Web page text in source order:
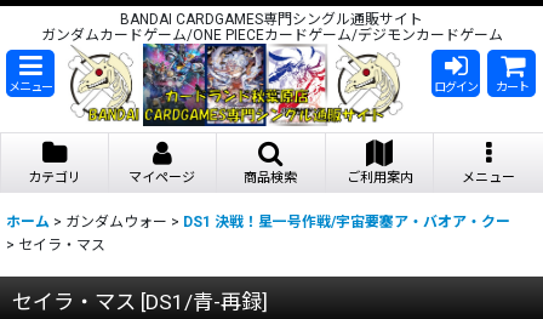
BANDAI CARDGAMES専門シングル通販サイト
ガンダムカードゲーム/ONE PIECEカードゲーム/デジモンカードゲーム
メニュー ログイン カート
カテゴリ マイページ 商品検索 ご利用案内 メニュー
ホーム > ガンダムウォー > DS1 決戦！星一号作戦/宇宙要塞ア・バオア・クー
> セイラ・マス
セイラ・マス [DS1/青-再録]